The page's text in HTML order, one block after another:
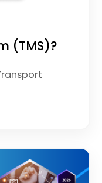
(TMS)?